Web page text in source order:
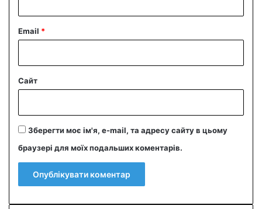
Email *
Сайт
Зберегти моє ім'я, e-mail, та адресу сайту в цьому
браузері для моїх подальших коментарів.